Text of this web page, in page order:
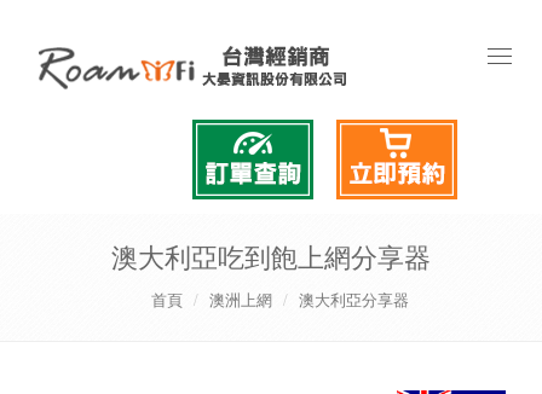
澳大利亞吃到飽上網分享器
首頁 澳洲上網 澳大利亞分享器